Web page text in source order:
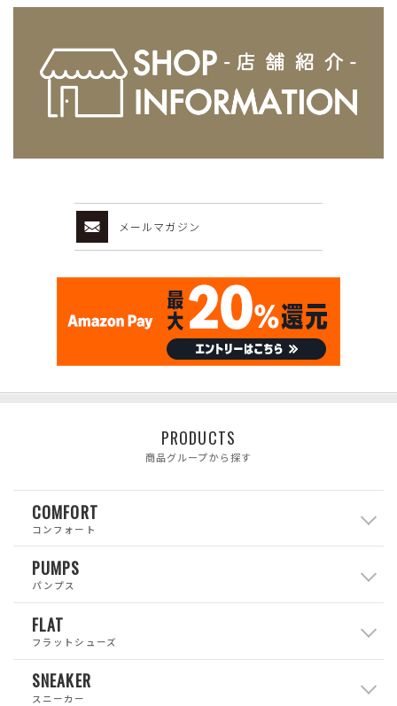
メールマガジン
PRODUCTS
商品グループから探す
COMFORT
コンフォート
PUMPS
パンプス
FLAT
フラットシューズ
SNEAKER
スニーカー